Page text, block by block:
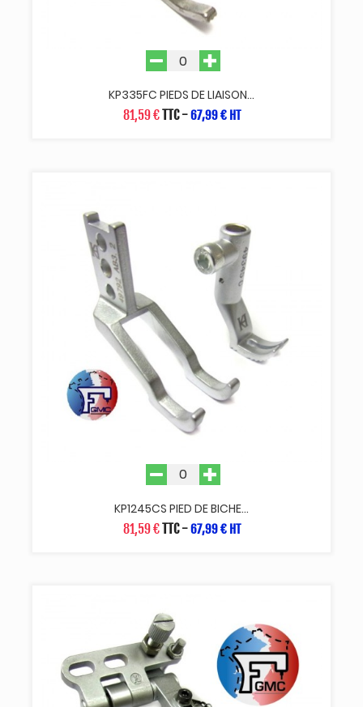
KP335FC PIEDS DE LIAISON...
81,59 €TTC-67,99 € HT
KP1245CS PIED DE BICHE...
81,59 €TTC-67,99 € HT